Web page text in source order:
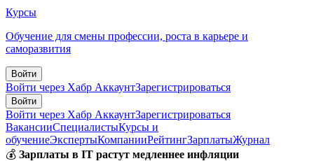
Курсы
Обучение для смены профессии, роста в карьере и
саморазвития
Войти
Войти через Хабр АккаунтЗарегистрироваться
Войти
Войти через Хабр АккаунтЗарегистрироваться
ВакансииСпециалистыКурсы и
обучениеЭкспертыКомпанииРейтингЗарплатыЖурнал
💰 Зарплаты в IT растут медленнее инфляции